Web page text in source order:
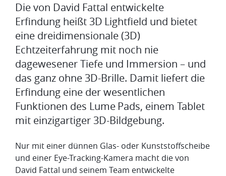
​​Die von David Fattal entwickelte
Erfindung heißt 3D Lightfield und bietet
eine dreidimensionale (3D)
Echtzeiterfahrung mit noch nie
dagewesener Tiefe und Immersion – und
das ganz ohne 3D-Brille. Damit liefert die
Erfindung eine der wesentlichen
Funktionen des Lume Pads, einem Tablet
mit einzigartiger 3D-Bildgebung.
Nur mit einer dünnen Glas- oder Kunststoffscheibe
und einer Eye-Tracking-Kamera macht die von
David Fattal und seinem Team entwickelte